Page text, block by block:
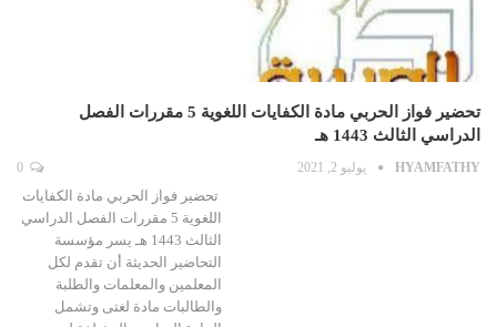
تحضير فواز الحربي مادة الكفايات اللغوية 5 مقررات الفصل
الدراسي الثالث 1443 هـ
HYAMFATHY يوليو 2, 2021
تحضير فواز الحربي مادة الكفايات
اللغوية 5 مقررات الفصل الدراسي
الثالث 1443 هـ يسر مؤسسة
التحاضير الحديثة أن تقدم لكل
المعلمين والمعلمات والطلبة
والطالبات مادة لغتى وتشمل